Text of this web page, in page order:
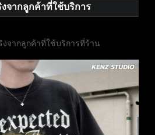
งจากลูกค้าที่ใช้บริการ
งจากลูกค้าที่ใช้บริการที่ร้าน